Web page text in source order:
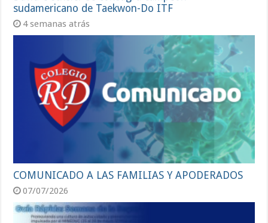
sudamericano de Taekwon-Do ITF
4 semanas atrás
COMUNICADO A LAS FAMILIAS Y APODERADOS
07/07/2026